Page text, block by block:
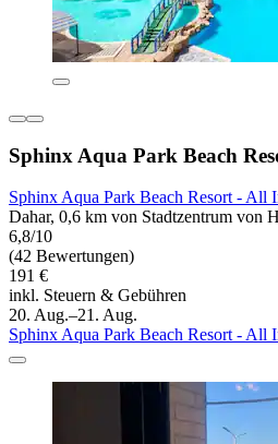
Sphinx Aqua Park Beach
Sphinx Aqua Park Beach Resort - All
Dahar, 0,6 km von Stadtzentrum von
6,8/10
(42 Bewertungen)
191 €
inkl. Steuern & Gebühren
20. Aug.–21. Aug.
Sphinx Aqua Park Beach Resort - All